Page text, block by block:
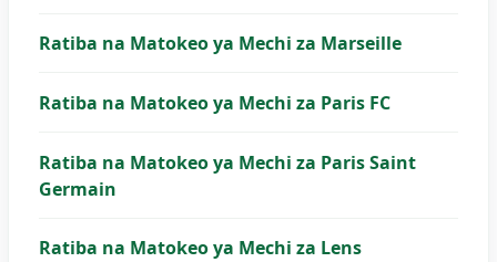
Ratiba na Matokeo ya Mechi za Marseille
Ratiba na Matokeo ya Mechi za Paris FC
Ratiba na Matokeo ya Mechi za Paris Saint
Germain
Ratiba na Matokeo ya Mechi za Lens